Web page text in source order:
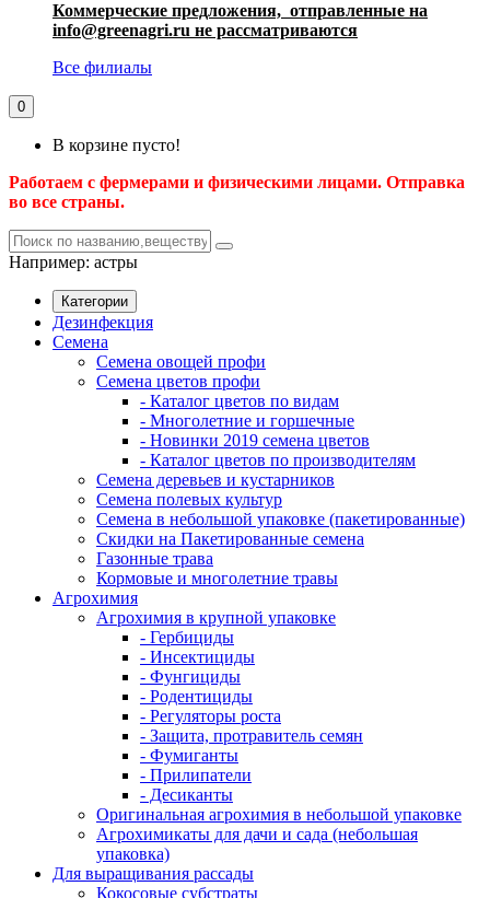
Коммерческие предложения, отправленные на
info@greenagri.ru не рассматриваются
Все филиалы
0
В корзине пусто!
Работаем с фермерами и физическими лицами. Отправка
во все страны.
Например: астры
Категории
Дезинфекция
Семена
Семена овощей профи
Семена цветов профи
- Каталог цветов по видам
- Многолетние и горшечные
- Новинки 2019 семена цветов
- Каталог цветов по производителям
Семена деревьев и кустарников
Семена полевых культур
Семена в небольшой упаковке (пакетированные)
Скидки на Пакетированные семена
Газонные трава
Кормовые и многолетние травы
Агрохимия
Агрохимия в крупной упаковке
- Гербициды
- Инсектициды
- Фунгициды
- Родентициды
- Регуляторы роста
- Защита, протравитель семян
- Фумиганты
- Прилипатели
- Десиканты
Оригинальная агрохимия в небольшой упаковке
Агрохимикаты для дачи и сада (небольшая
упаковка)
Для выращивания рассады
Кокосовые субстраты